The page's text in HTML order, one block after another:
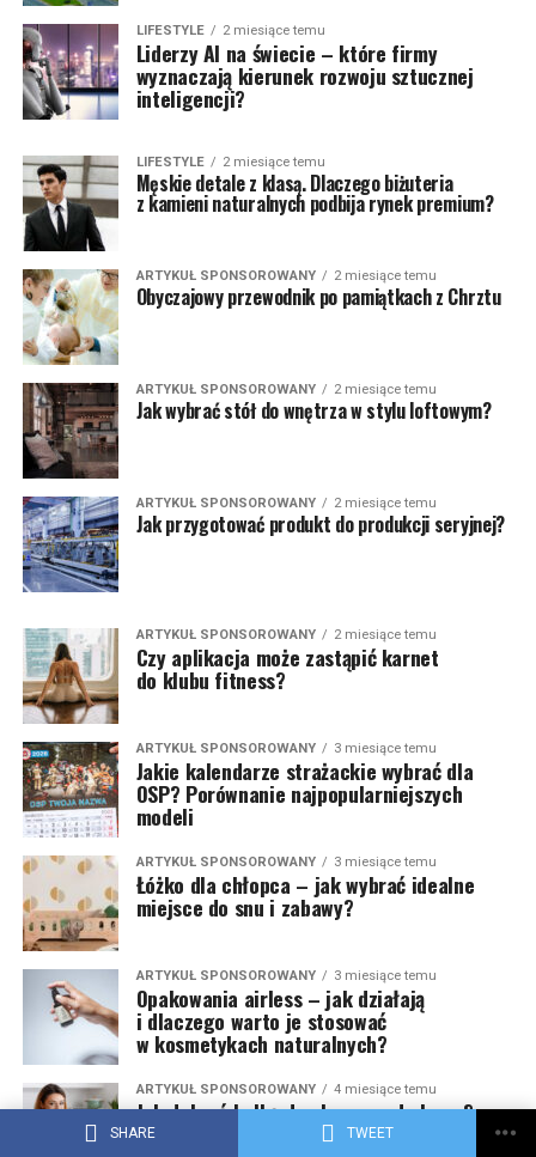
SHARE TWEET
LIFESTYLE 2 miesiące temu
Liderzy AI na świecie – które firmy
wyznaczają kierunek rozwoju sztucznej
inteligencji?
LIFESTYLE 2 miesiące temu
Męskie detale z klasą. Dlaczego biżuteria
z kamieni naturalnych podbija rynek premium?
ARTYKUŁ SPONSOROWANY 2 miesiące temu
Obyczajowy przewodnik po pamiątkach z Chrztu
ARTYKUŁ SPONSOROWANY 2 miesiące temu
Jak wybrać stół do wnętrza w stylu loftowym?
ARTYKUŁ SPONSOROWANY 2 miesiące temu
Jak przygotować produkt do produkcji seryjnej?
ARTYKUŁ SPONSOROWANY 2 miesiące temu
Czy aplikacja może zastąpić karnet
do klubu fitness?
ARTYKUŁ SPONSOROWANY 3 miesiące temu
Jakie kalendarze strażackie wybrać dla
OSP? Porównanie najpopularniejszych
modeli
ARTYKUŁ SPONSOROWANY 3 miesiące temu
Łóżko dla chłopca – jak wybrać idealne
miejsce do snu i zabawy?
ARTYKUŁ SPONSOROWANY 3 miesiące temu
Opakowania airless – jak działają
i dlaczego warto je stosować
w kosmetykach naturalnych?
ARTYKUŁ SPONSOROWANY 4 miesiące temu
Jak dobrać kolbę do ekspresu do kawy?